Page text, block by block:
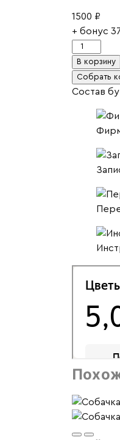
1500 ₽
+ бонус
товара
Медведь
№8
В корзину
Собрать
Состав